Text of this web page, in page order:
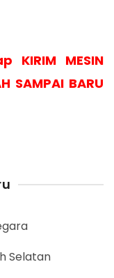
KIRIM MESIN
SAMPAI BARU
Selatan